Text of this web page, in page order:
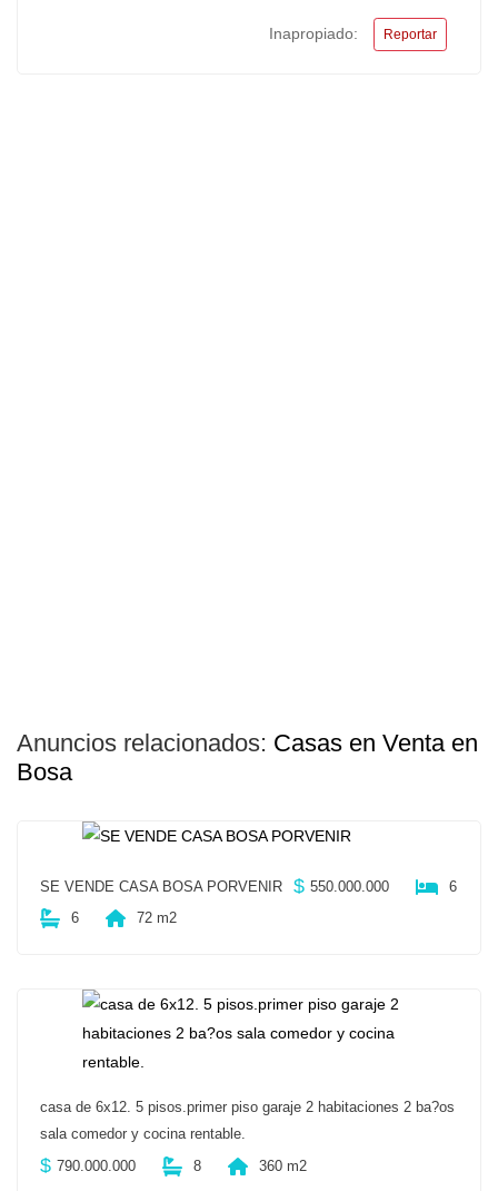
Inapropiado: Reportar
Anuncios relacionados: Casas en Venta en
Bosa
SE VENDE CASA BOSA PORVENIR $ 550.000.000
6
6
72 m2
casa de 6x12. 5 pisos.primer piso garaje 2 habitaciones 2 ba?os
sala comedor y cocina rentable.
$ 790.000.000 8 360 m2